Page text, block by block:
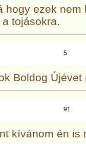
hogy ezek
tojásokra.
5
Boldog
91
kívánom én is